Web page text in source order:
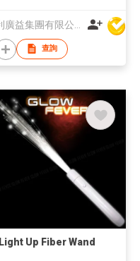
查詢
Light Up Fiber Wand